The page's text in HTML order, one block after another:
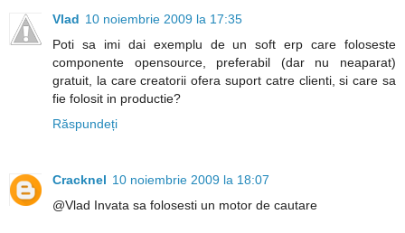
Vlad 10 noiembrie 2009 la 17:35
Poti sa imi dai exemplu de un soft erp care foloseste
componente opensource, preferabil (dar nu neaparat)
gratuit, la care creatorii ofera suport catre clienti, si care sa
fie folosit in productie?
Răspundeți
Cracknel 10 noiembrie 2009 la 18:07
@Vlad Invata sa folosesti un motor de cautare